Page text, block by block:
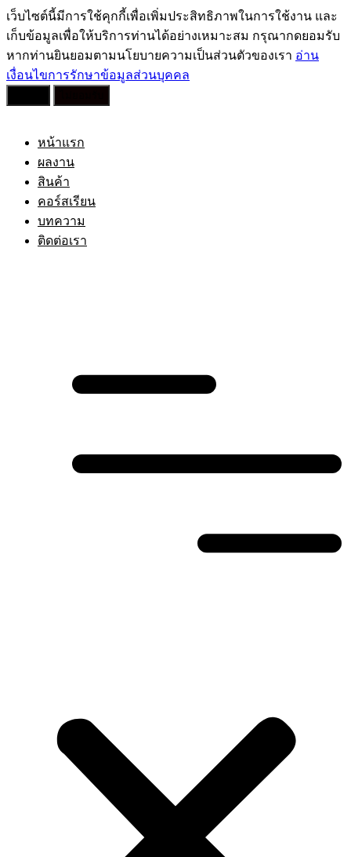
เว็บไซต์นี้มีการใช้คุกกี้เพื่อเพิ่มประสิทธิภาพในการใช้งาน และ
เก็บข้อมูลเพื่อให้บริการท่านได้อย่างเหมาะสม กรุณากดยอมรับ
หากท่านยินยอมตามนโยบายความเป็นส่วนตัวของเรา อ่าน
เงื่อนไขการรักษาข้อมูลส่วนบุคคล
contentหน้าแรก
ผลงาน
สินค้า
คอร์สเรียน
บทความ
ติดต่อเรา